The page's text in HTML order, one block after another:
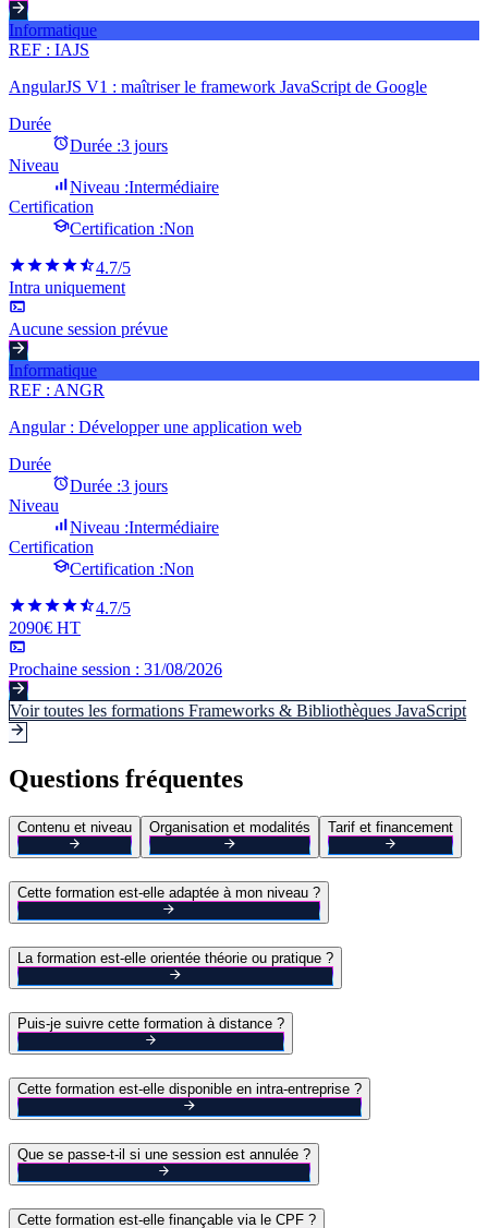
Informatique
REF : IAJS
AngularJS V1 : maîtriser le framework JavaScript de Google
Durée
Durée :3 jours
Niveau
Niveau :Intermédiaire
Certification
Certification :Non
4.7/5
Intra uniquement
Aucune session prévue
Informatique
REF : ANGR
Angular : Développer une application web
Durée
Durée :3 jours
Niveau
Niveau :Intermédiaire
Certification
Certification :Non
4.7/5
2090€ HT
Prochaine session : 31/08/2026
Voir toutes les formations Frameworks & Bibliothèques JavaScript
Questions fréquentes
Contenu et niveau Organisation et modalités Tarif et financement
Cette formation est-elle adaptée à mon niveau ?
La formation est-elle orientée théorie ou pratique ?
Puis-je suivre cette formation à distance ?
Cette formation est-elle disponible en intra-entreprise ?
Que se passe-t-il si une session est annulée ?
Cette formation est-elle finançable via le CPF ?